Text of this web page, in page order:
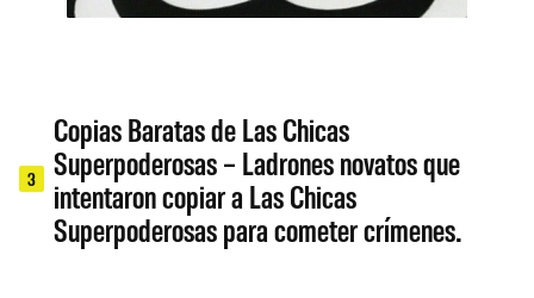
3
Copias Baratas de Las Chicas
Superpoderosas – Ladrones novatos que
intentaron copiar a Las Chicas
Superpoderosas para cometer crímenes.